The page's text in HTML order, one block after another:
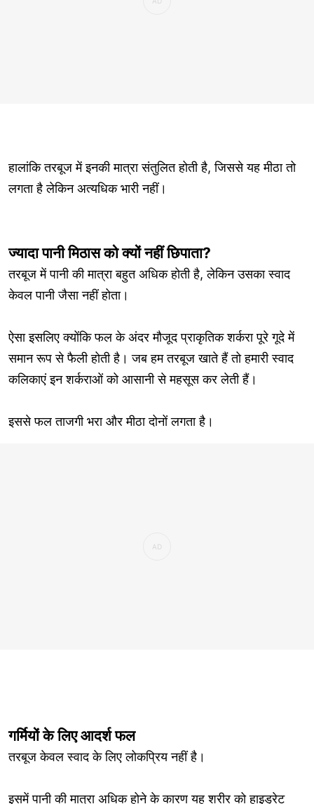
हालांकि तरबूज में इनकी मात्रा संतुलित होती है, जिससे यह मीठा तो
लगता है लेकिन अत्यधिक भारी नहीं।
ज्यादा पानी मिठास को क्यों नहीं छिपाता?
तरबूज में पानी की मात्रा बहुत अधिक होती है, लेकिन उसका स्वाद
केवल पानी जैसा नहीं होता।
ऐसा इसलिए क्योंकि फल के अंदर मौजूद प्राकृतिक शर्करा पूरे गूदे में
समान रूप से फैली होती है। जब हम तरबूज खाते हैं तो हमारी स्वाद
कलिकाएं इन शर्कराओं को आसानी से महसूस कर लेती हैं।
इससे फल ताजगी भरा और मीठा दोनों लगता है।
गर्मियों के लिए आदर्श फल
तरबूज केवल स्वाद के लिए लोकप्रिय नहीं है।
इसमें पानी की मात्रा अधिक होने के कारण यह शरीर को हाइड्रेट